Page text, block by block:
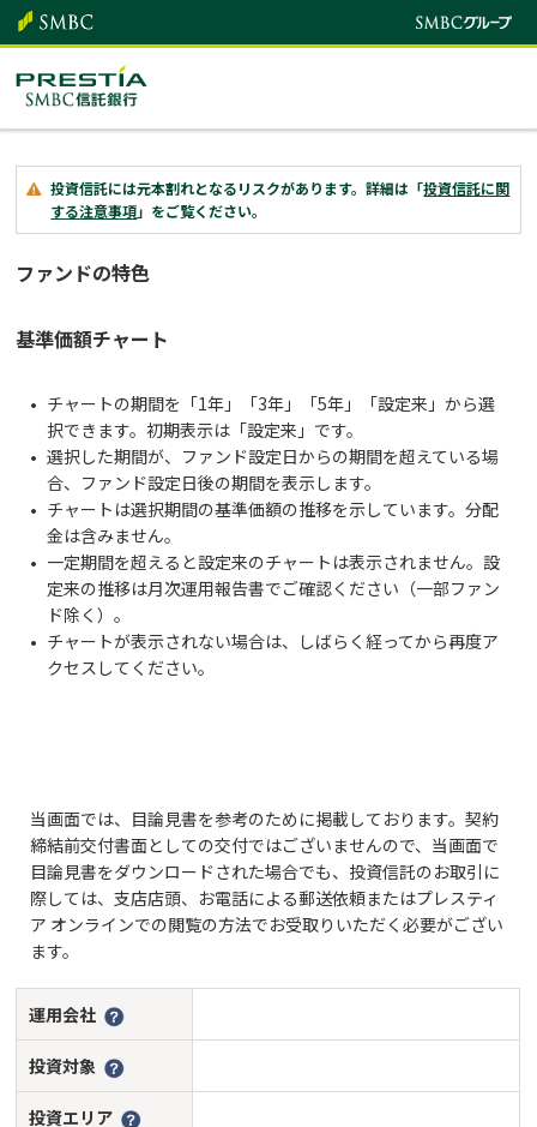
投資信託には元本割れとなるリスクがあります。詳細は「投資信託に関
する注意事項」をご覧ください。
ファンドの特色
基準価額チャート
チャートの期間を「1年」「3年」「5年」「設定来」から選
択できます。初期表示は「設定来」です。
選択した期間が、ファンド設定日からの期間を超えている場
合、ファンド設定日後の期間を表示します。
チャートは選択期間の基準価額の推移を示しています。分配
金は含みません。
一定期間を超えると設定来のチャートは表示されません。設
定来の推移は月次運用報告書でご確認ください（一部ファン
ド除く）。
チャートが表示されない場合は、しばらく経ってから再度ア
クセスしてください。
当画面では、目論見書を参考のために掲載しております。契約
締結前交付書面としての交付ではございませんので、当画面で
目論見書をダウンロードされた場合でも、投資信託のお取引に
際しては、支店店頭、お電話による郵送依頼またはプレスティ
ア オンラインでの閲覧の方法でお受取りいただく必要がござい
ます。
運用会社
投資対象
投資エリア